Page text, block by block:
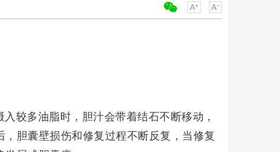
较多油脂时，胆汁会带着结石不断移动，
胆囊壁损伤和修复过程不断反复，当修复